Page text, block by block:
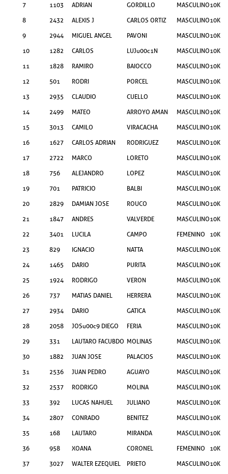
7
1103 ADRIAN GORDILLO MASCULINO10KM
8
2432 ALEXIS J CARLOS ORTIZ MASCULINO10KM
9
2944 MIGUEL ANGEL PAVONI MASCULINO10KM
10
1282 CARLOS LUJu00c1N MASCULINO10KM
11
1828 RAMIRO BAIOCCO MASCULINO10KM
12
501 RODRI PORCEL MASCULINO10KM
13
2935 CLAUDIO CUELLO MASCULINO10KM
14
2499 MATEO ARROYO AMAN MASCULINO10KM
15
3013 CAMILO VIRACACHA MASCULINO10KM
16
1627 CARLOS ADRIAN RODRIGUEZ MASCULINO10KM
17
2722 MARCO LORETO MASCULINO10KM
18
756 ALEJANDRO LOPEZ MASCULINO10KM
19
701 PATRICIO BALBI MASCULINO10KM
20
2829 DAMIAN JOSE ROUCO MASCULINO10KM
21
1847 ANDRES VALVERDE MASCULINO10KM
22
3401 LUCILA CAMPO FEMENINO
10KM
23
829 IGNACIO NATTA MASCULINO10KM
24
1465 DARIO PURITA MASCULINO10KM
25
1924 RODRIGO VERON MASCULINO10KM
26
737 MATIAS DANIEL HERRERA MASCULINO10KM
27
2934 DARIO GATICA MASCULINO10KM
28
2058 JOSu00c9 DIEGO FERIA MASCULINO10KM
29
331 LAUTARO FACUBDO MOLINAS MASCULINO10KM
30
1882 JUAN JOSE PALACIOS MASCULINO10KM
31
2536 JUAN PEDRO AGUAYO MASCULINO10KM
32
2537 RODRIGO MOLINA MASCULINO10KM
33
392 LUCAS NAHUEL JULIANO MASCULINO10KM
34
2807 CONRADO BENITEZ MASCULINO10KM
35
168 LAUTARO MIRANDA MASCULINO10KM
36
958 XOANA CORONEL FEMENINO
10KM
37
3027 WALTER EZEQUIEL PRIETO MASCULINO10KM